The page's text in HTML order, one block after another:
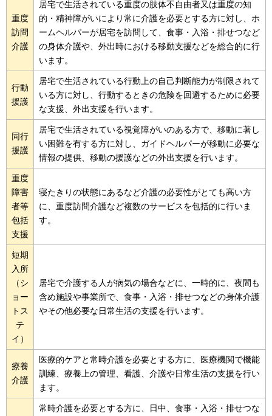
重度
訪問
介護
居宅で生活されている重度の肢体不自由者又は重度の知
的・精神障がいにより常に介護を必要とする方に対し、ホ
ームヘルパーが居宅を訪問して、食事・入浴・排せつなど
の身体介護や、外出時における移動支援などを総合的に行
います。
行動
援護
居宅で生活されている行動上の自己判断能力が制限されて
いる方に対し、行動するときの危険を回避するために必要
な支援、外出支援を行います。
同行
援護
居宅で生活されている視覚障がいのある方で、移動に著し
い困難を有する方に対し、ガイドヘルパーが移動に必要な
情報の提供、移動の援護などの外出支援を行います。
重度
障害
者等
包括
支援
寝たきりの状態にあるなど介護の必要性がとても高い方
に、重度訪問介護など複数のサービスを包括的に行いま
す。
短期
入所
（シ
ョー
トス
テ
イ）
居宅で介護する人が病気の場合などに、一時的に、夜間も
含め施設や事業所で、食事・入浴・排せつなどの身体介護
やその他必要な日常生活の支援を行います。
療養
介護
医療的ケアと常時介護を必要とする方に、医療機関で機能
訓練、療養上の管理、看護、介護や日常生活の支援を行い
ます。
常時介護を必要とする方に、日中、食事・入浴・排せつな